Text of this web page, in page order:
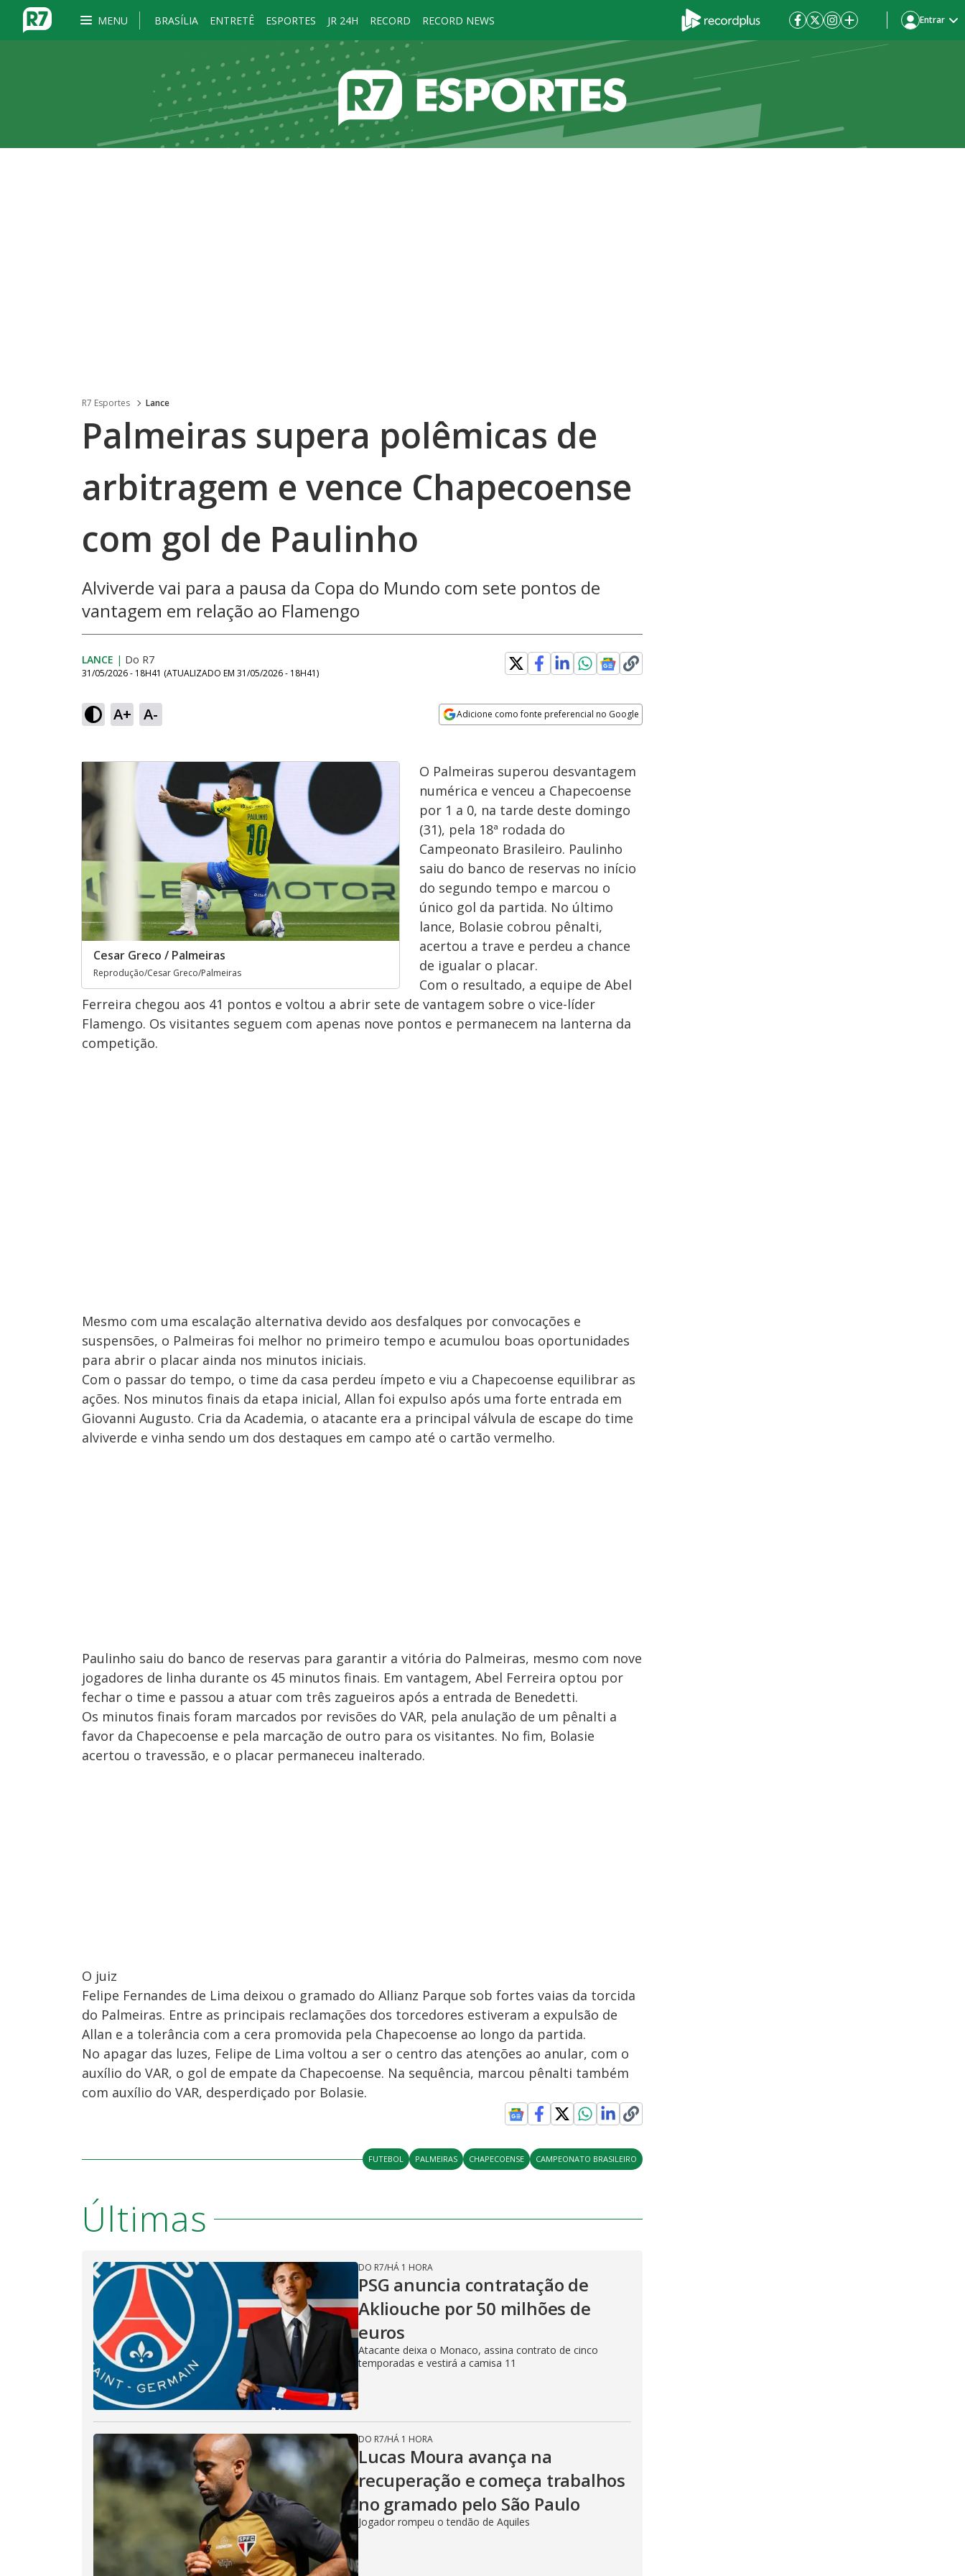
MENU BRASÍLIA ENTRETÊ ESPORTES JR 24H RECORD RECORD NEWS Entrar
R7 Esportes Lance
Palmeiras supera polêmicas de
arbitragem e vence Chapecoense
com gol de Paulinho
Alviverde vai para a pausa da Copa do Mundo com sete pontos de
vantagem em relação ao Flamengo
LANCE | Do R7
31/05/2026 - 18H41 (ATUALIZADO EM 31/05/2026 - 18H41)
A+ A- Adicione como fonte preferencial no Google
Cesar Greco / Palmeiras
Reprodução/Cesar Greco/Palmeiras
O Palmeiras superou desvantagem
numérica e venceu a Chapecoense
por 1 a 0, na tarde deste domingo
(31), pela 18ª rodada do
Campeonato Brasileiro. Paulinho
saiu do banco de reservas no início
do segundo tempo e marcou o
único gol da partida. No último
lance, Bolasie cobrou pênalti,
acertou a trave e perdeu a chance
de igualar o placar.
Com o resultado, a equipe de Abel
Ferreira chegou aos 41 pontos e voltou a abrir sete de vantagem sobre o vice-líder
Flamengo. Os visitantes seguem com apenas nove pontos e permanecem na lanterna da
competição.
Mesmo com uma escalação alternativa devido aos desfalques por convocações e
suspensões, o Palmeiras foi melhor no primeiro tempo e acumulou boas oportunidades
para abrir o placar ainda nos minutos iniciais.
Com o passar do tempo, o time da casa perdeu ímpeto e viu a Chapecoense equilibrar as
ações. Nos minutos finais da etapa inicial, Allan foi expulso após uma forte entrada em
Giovanni Augusto. Cria da Academia, o atacante era a principal válvula de escape do time
alviverde e vinha sendo um dos destaques em campo até o cartão vermelho.
Paulinho saiu do banco de reservas para garantir a vitória do Palmeiras, mesmo com nove
jogadores de linha durante os 45 minutos finais. Em vantagem, Abel Ferreira optou por
fechar o time e passou a atuar com três zagueiros após a entrada de Benedetti.
Os minutos finais foram marcados por revisões do VAR, pela anulação de um pênalti a
favor da Chapecoense e pela marcação de outro para os visitantes. No fim, Bolasie
acertou o travessão, e o placar permaneceu inalterado.
O juiz
Felipe Fernandes de Lima deixou o gramado do Allianz Parque sob fortes vaias da torcida
do Palmeiras. Entre as principais reclamações dos torcedores estiveram a expulsão de
Allan e a tolerância com a cera promovida pela Chapecoense ao longo da partida.
No apagar das luzes, Felipe de Lima voltou a ser o centro das atenções ao anular, com o
auxílio do VAR, o gol de empate da Chapecoense. Na sequência, marcou pênalti também
com auxílio do VAR, desperdiçado por Bolasie.
FUTEBOL PALMEIRAS CHAPECOENSE CAMPEONATO BRASILEIRO
Últimas
DO R7/HÁ 1 HORA
PSG anuncia contratação de
Akliouche por 50 milhões de
euros
Atacante deixa o Monaco, assina contrato de cinco
temporadas e vestirá a camisa 11
DO R7/HÁ 1 HORA
Lucas Moura avança na
recuperação e começa trabalhos
no gramado pelo São Paulo
Jogador rompeu o tendão de Aquiles